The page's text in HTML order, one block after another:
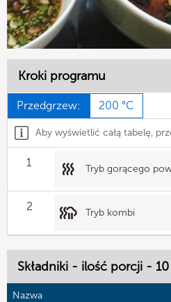
Kroki programu
Przedgrzew: 200 °C
Aby wyświetlić całą tabelę,
1 Tryb gorącego
2 Tryb kombi
Składniki - ilość porcji - 10
Nazwa